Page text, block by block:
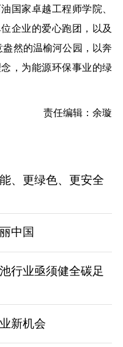
国家卓越工程师学院、
企业的爱心跑团，以及
然的温榆河公园，以奔
，为能源环保事业的绿
责任编辑：余璇
、更绿色、更安全
中国
行业亟须健全碳足
新机会